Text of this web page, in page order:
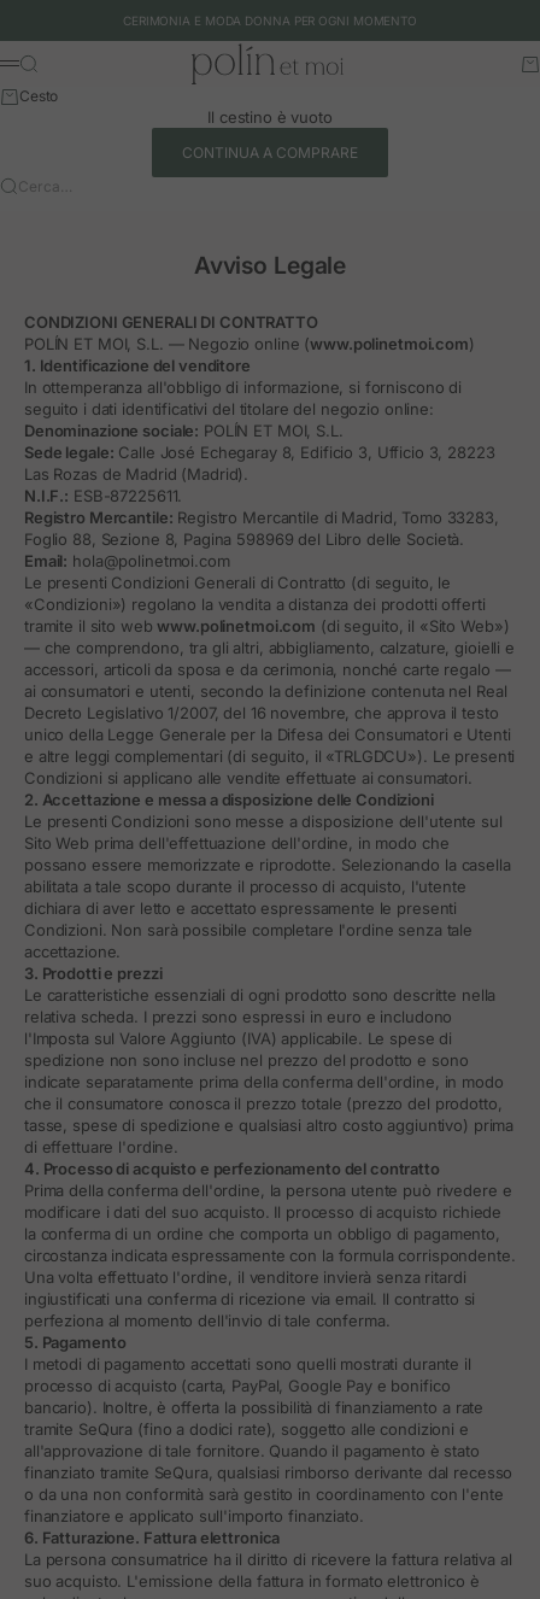
CERIMONIA E MODA DONNA PER OGNI MOMENTO
Polín et moi - EU
Menu
Cerca
Cesto
Il cestino è vuoto
CONTINUA A COMPRARE
Cerca…
Avviso Legale
CONDIZIONI GENERALI DI CONTRATTO
POLÍN ET MOI, S.L. — Negozio online (www.polinetmoi.com)
1. Identificazione del venditore
In ottemperanza all'obbligo di informazione, si forniscono di
seguito i dati identificativi del titolare del negozio online:
Denominazione sociale: POLÍN ET MOI, S.L.
Sede legale: Calle José Echegaray 8, Edificio 3, Ufficio 3, 28223
Las Rozas de Madrid (Madrid).
N.I.F.: ESB-87225611.
Registro Mercantile: Registro Mercantile di Madrid, Tomo 33283,
Foglio 88, Sezione 8, Pagina 598969 del Libro delle Società.
Email: hola@polinetmoi.com
Le presenti Condizioni Generali di Contratto (di seguito, le
«Condizioni») regolano la vendita a distanza dei prodotti offerti
tramite il sito webwww.polinetmoi.com (di seguito, il «Sito Web»)
— che comprendono, tra gli altri, abbigliamento, calzature, gioielli e
accessori, articoli da sposa e da cerimonia, nonché carte regalo —
ai consumatori e utenti, secondo la definizione contenuta nel Real
Decreto Legislativo 1/2007, del 16 novembre, che approva il testo
unico della Legge Generale per la Difesa dei Consumatori e Utenti
e altre leggi complementari (di seguito, il «TRLGDCU»). Le presenti
Condizioni si applicano alle vendite effettuate ai consumatori.
2. Accettazione e messa a disposizione delle Condizioni
Le presenti Condizioni sono messe a disposizione dell'utente sul
Sito Web prima dell'effettuazione dell'ordine, in modo che
possano essere memorizzate e riprodotte. Selezionando la casella
abilitata a tale scopo durante il processo di acquisto, l'utente
dichiara di aver letto e accettato espressamente le presenti
Condizioni. Non sarà possibile completare l'ordine senza tale
accettazione.
3. Prodotti e prezzi
Le caratteristiche essenziali di ogni prodotto sono descritte nella
relativa scheda. I prezzi sono espressi in euro e includono
l'Imposta sul Valore Aggiunto (IVA) applicabile. Le spese di
spedizione non sono incluse nel prezzo del prodotto e sono
indicate separatamente prima della conferma dell'ordine, in modo
che il consumatore conosca il prezzo totale (prezzo del prodotto,
tasse, spese di spedizione e qualsiasi altro costo aggiuntivo) prima
di effettuare l'ordine.
4. Processo di acquisto e perfezionamento del contratto
Prima della conferma dell'ordine, la persona utente può rivedere e
modificare i dati del suo acquisto. Il processo di acquisto richiede
la conferma di un ordine che comporta un obbligo di pagamento,
circostanza indicata espressamente con la formula corrispondente.
Una volta effettuato l'ordine, il venditore invierà senza ritardi
ingiustificati una conferma di ricezione via email. Il contratto si
perfeziona al momento dell'invio di tale conferma.
5. Pagamento
I metodi di pagamento accettati sono quelli mostrati durante il
processo di acquisto (carta, PayPal, Google Pay e bonifico
bancario). Inoltre, è offerta la possibilità di finanziamento a rate
tramite SeQura (fino a dodici rate), soggetto alle condizioni e
all'approvazione di tale fornitore. Quando il pagamento è stato
finanziato tramite SeQura, qualsiasi rimborso derivante dal recesso
o da una non conformità sarà gestito in coordinamento con l'ente
finanziatore e applicato sull'importo finanziato.
6. Fatturazione. Fattura elettronica
La persona consumatrice ha il diritto di ricevere la fattura relativa al
suo acquisto. L'emissione della fattura in formato elettronico è